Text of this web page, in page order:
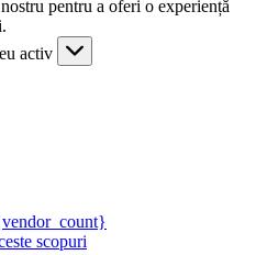
pentru a oferi o experiență
activ
scopuri